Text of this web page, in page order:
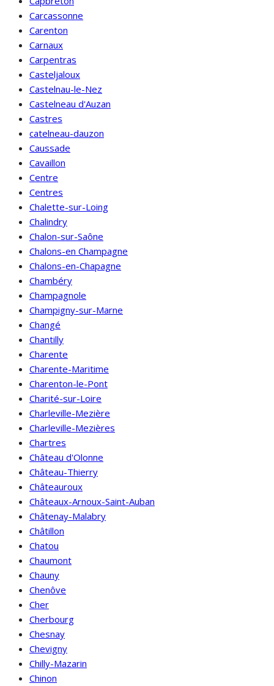
Carcassonne
Carenton
Carnaux
Carpentras
Casteljaloux
Castelnau-le-Nez
Castelneau d'Auzan
Castres
catelneau-dauzon
Caussade
Cavaillon
Centre
Centres
Chalette-sur-Loing
Chalindry
Chalon-sur-Saône
Chalons-en Champagne
Chalons-en-Chapagne
Chambéry
Champagnole
Champigny-sur-Marne
Changé
Chantilly
Charente
Charente-Maritime
Charenton-le-Pont
Charité-sur-Loire
Charleville-Mezière
Charleville-Mezières
Chartres
Château d'Olonne
Château-Thierry
Châteauroux
Châteaux-Arnoux-Saint-Auban
Châtenay-Malabry
Châtillon
Chatou
Chaumont
Chauny
Chenôve
Cher
Cherbourg
Chesnay
Chevigny
Chilly-Mazarin
Chinon